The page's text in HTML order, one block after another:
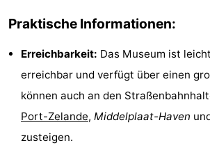
Hof
van
Haamstede
Zimmer
(mit
Frühstück)
Lastminutes
Strand
Sehen
Praktische Informationen:
Erreichbarkeit: Das Museum ist
erreichbar und verfügt über einen
können auch an den
Port-Zelande, Middelplaat-Haven
zusteigen.